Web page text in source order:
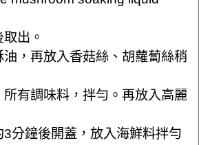
出。
，再放入香菇絲、胡蘿蔔絲稍
有調味料，拌勻。再放入高麗
分鐘後開蓋，放入海鮮料拌勻